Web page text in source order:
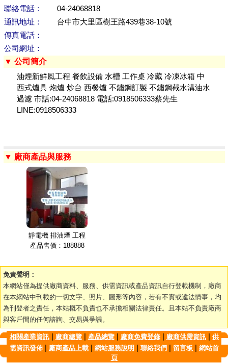
聯絡電話：
04-24068818
通訊地址：
台中市大里區樹王路439巷38-10號
傳真電話：
公司網址：
▼ 公司簡介
油煙新鮮風工程 餐飲設備 水槽 工作桌 冷藏 冷凍冰箱 中
西式爐具 炮爐 炒台 西餐爐 不鏽鋼訂製 不鏽鋼截水溝油水
過濾 市話:04-24068818 電話:0918506333蔡先生
LINE:0918506333
▼ 廠商產品與服務
靜電機 排油煙 工程
產品售價：188888
免責聲明：
本網站僅為提供廠商資料、服務、供需資訊或產品資訊自行登載機制，廠商
在本網站中刊載的一切文字、照片、圖形等內容，若有不實或違法情事，均
為刊登者之責任，本站概不負責也不承擔相關法律責任。且本站不負責廠商
與客戶間的任何諮詢、交易與爭議。
相關產業資訊| 廠商總覽| 產品總覽| 廠商免費登錄| 廠商供需資訊| 供
需資訊發佈| 廠商產品上載| 網站服務說明 聯絡我們| 留言板
網站首
頁